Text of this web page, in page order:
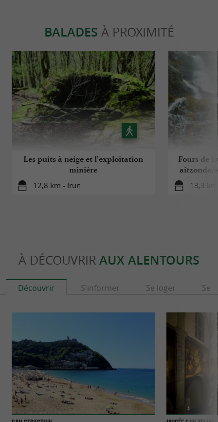
BALADES À PROXIMITÉ
Les puits à neige et l’exploitation
minière
12,8 km - Irun
Fours de
aitzondo/
13,3
À DÉCOUVRIR AUX ALENTOURS
Découvrir S'informer Se loger Se